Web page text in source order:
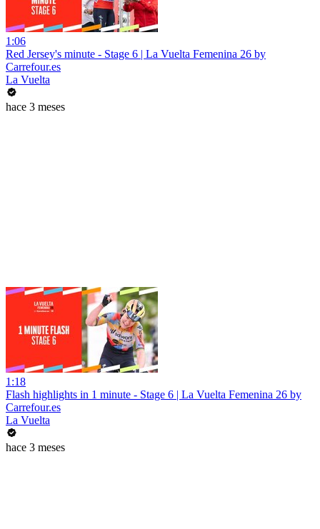
1:06
Red Jersey's minute - Stage 6 | La Vuelta Femenina 26 by
Carrefour.es
La Vuelta
hace 3 meses
1:18
Flash highlights in 1 minute - Stage 6 | La Vuelta Femenina 26 by
Carrefour.es
La Vuelta
hace 3 meses